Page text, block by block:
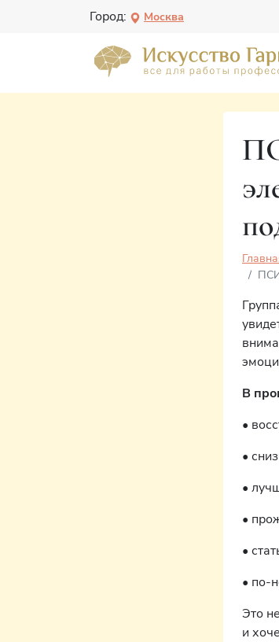
Город: Москва
В
•
•
•
•
•
• по-
Это
и